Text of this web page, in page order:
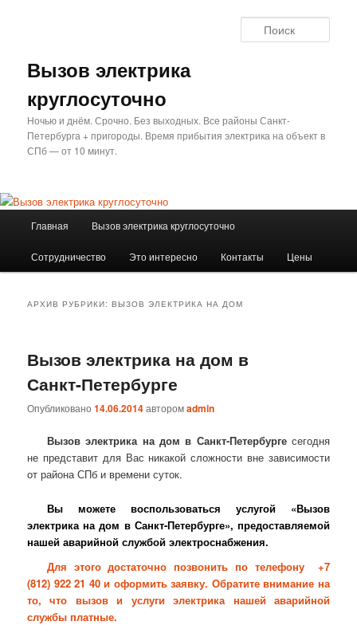
Вызов электрика
круглосуточно
Ночью и днём. Срочно. Без выходных. Все районы Санкт-
Петербурга + пригороды. Время прибытия электрика на объект в
СПб — от 10 минут.
Главная Вызов электрика круглосуточно
Сотрудничество Это интересно Контакты Цены
АРХИВ РУБРИКИ:ВЫЗОВ ЭЛЕКТРИКА НА ДОМ
Вызов электрика на дом в
Санкт-Петербурге
Опубликовано14.06.2014авторомadmin
Вызов электрика на дом в Санкт-Петербургесегодня
не представит для Вас никакой сложности вне зависимости
от района СПб и времени суток.
Вы можете воспользоваться услугой «Вызов
электрика на дом в Санкт-Петербурге», предоставляемой
нашей аварийной службой электроснабжения.
Для этого достаточно позвонить по телефону +7
(812) 922 21 40и оформить заявку. Обратите внимание на
то, что вызов и услуги электриканашей аварийной
службы платные.